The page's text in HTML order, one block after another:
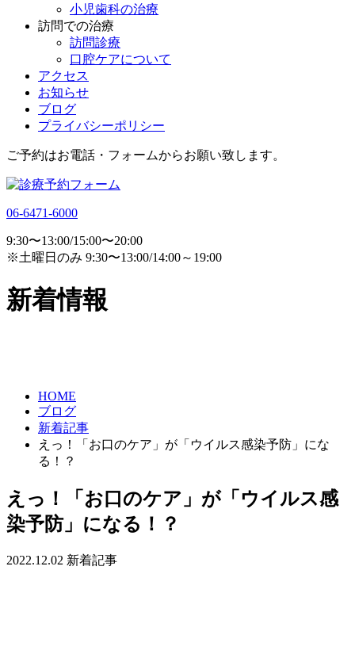
小児歯科の治療
訪問での治療
訪問診療
口腔ケアについて
アクセス
お知らせ
ブログ
プライバシーポリシー
ご予約はお電話・フォームからお願い致します。
06-6471-6000
9:30〜13:00/15:00〜20:00
※土曜日のみ 9:30〜13:00/14:00～19:00
新着情報
HOME
ブログ
新着記事
えっ！「お口のケア」が「ウイルス感染予防」にな
る！？
えっ！「お口のケア」が「ウイルス感
染予防」になる！？
2022.12.02 新着記事